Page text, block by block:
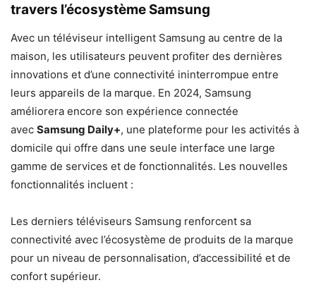
travers l’écosystème Samsung
Avec un téléviseur intelligent Samsung au centre de la
maison, les utilisateurs peuvent profiter des dernières
innovations et d’une connectivité ininterrompue entre
leurs appareils de la marque. En 2024, Samsung
améliorera encore son expérience connectée
avec Samsung Daily+, une plateforme pour les activités à
domicile qui offre dans une seule interface une large
gamme de services et de fonctionnalités. Les nouvelles
fonctionnalités incluent :
Les derniers téléviseurs Samsung renforcent sa
connectivité avec l’écosystème de produits de la marque
pour un niveau de personnalisation, d’accessibilité et de
confort supérieur.